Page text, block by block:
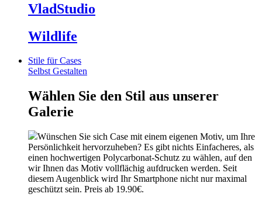
VladStudio
Wildlife
Stile für Cases
Selbst Gestalten
Wählen Sie den Stil aus unserer
Galerie
Wünschen Sie sich Case mit einem eigenen Motiv, um Ihre
Persönlichkeit hervorzuheben? Es gibt nichts Einfacheres, als
einen hochwertigen Polycarbonat-Schutz zu wählen, auf den
wir Ihnen das Motiv vollflächig aufdrucken werden. Seit
diesem Augenblick wird Ihr Smartphone nicht nur maximal
geschützt sein. Preis ab 19.90€.